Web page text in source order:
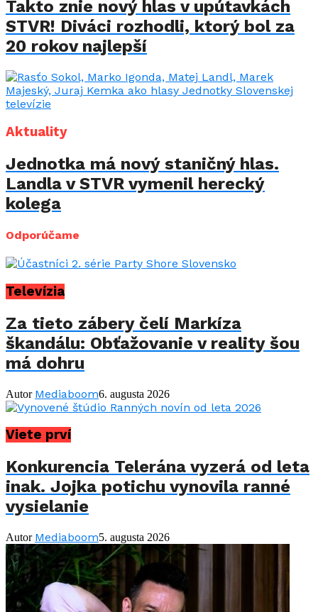
Takto znie nový hlas v upútavkách
STVR! Diváci rozhodli, ktorý bol za
20 rokov najlepší
Aktuality
Jednotka má nový staničný hlas.
Landla v STVR vymenil herecký
kolega
Odporúčame
Televízia
Za tieto zábery čelí Markíza
škandálu: Obťažovanie v reality šou
má dohru
Autor Mediaboom6. augusta 2026
Viete prví
Konkurencia Telerána vyzerá od leta
inak. Jojka potichu vynovila ranné
vysielanie
Autor Mediaboom5. augusta 2026